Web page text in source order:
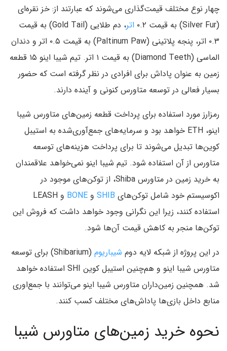
چهار نوع مختلف قیمت‌گذاری می‌شوند که عبارتند از: خز نقره‌ای
(Silver Fur) به قیمت ۰.۲
اتر
، دم طلایی (Gold Tail) به قیمت
۰.۳ اتر، پنجه پلاتینی (Paltinum Paw) به قیمت ۰.۵ اتر و دندان
الماسی (Diamond Teeth) به قیمت ۱ اتر. تیم شیبا اینو ۱۵ قطعه
زمین به عنوان پاداش برای افرادی در نظر گرفته است که حضور
بسیار فعالی در توسعه متاورس کنونی و آینده دارند.
رمزارز مورد استفاده برای پرداخت قطعه زمین‌های متاورس شیبا
اینو، ETH خواهد بود و سرمایه‌های جمع‌آوری‌شده به استیبل
کوین‌ها تبدیل می‌شوند تا برای پرداخت هزینه‌های توسعه
متاورس از آن استفاده شود. تیم شیبا اینو نمی‌خواهد علاقمندان
به خرید زمین در متاورس Shiba، از توکن‌های موجود در
اکوسیستم خود شامل توکن‌های SHIB و BONE
و LEASH
استفاده کنند، زیرا این نگرانی وجود خواهد داشت که فروش این
توکن‌ها منجر به کاهش قیمت آن‌ها شود.
در این پروژه از شبکه لایه دوم شیباریوم
(Shibarium) برای توسعه
متاورس شیبا اینو و هم‌چنین استیبل کوین SHI استفاده خواهد
شد. همچنین زمین‌داران متاورس شیبا اینو می‌توانند با جمع‌اوری
منابع داخل بازی‌ها پاداش‌های مختلف کسب کنند.
نحوه خرید زمین‌های متاورس شیبا